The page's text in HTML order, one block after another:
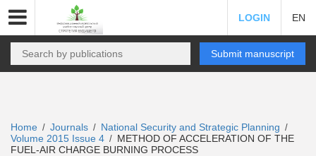
LOGIN EN
Submit manuscript
Home / Journals / National Security and Strategic Planning /
Volume 2015 Issue 4 / METHOD OF ACCELERATION OF THE
FUEL-AIR CHARGE BURNING PROCESS